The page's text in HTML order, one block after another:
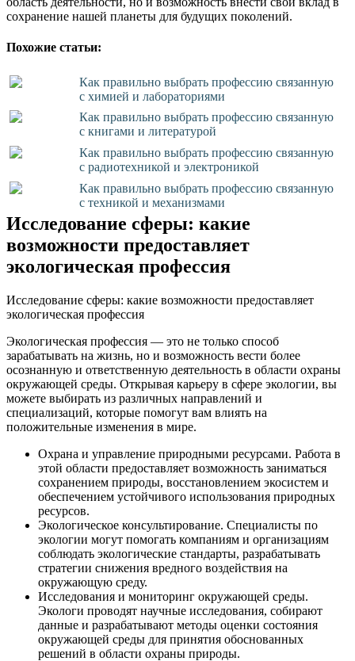
сохранение нашей планеты для будущих поколений.
Похожие статьи:
Как правильно выбрать профессию связанную
с химией и лабораториями
Как правильно выбрать профессию связанную
с книгами и литературой
Как правильно выбрать профессию связанную
с радиотехникой и электроникой
Как правильно выбрать профессию связанную
с техникой и механизмами
Исследование сферы: какие
возможности предоставляет
экологическая профессия
Исследование сферы: какие возможности предоставляет
экологическая профессия
Экологическая профессия — это не только способ
зарабатывать на жизнь, но и возможность вести более
осознанную и ответственную деятельность в области охраны
окружающей среды. Открывая карьеру в сфере экологии, вы
можете выбирать из различных направлений и
специализаций, которые помогут вам влиять на
положительные изменения в мире.
Охрана и управление природными ресурсами. Работа в
этой области предоставляет возможность заниматься
сохранением природы, восстановлением экосистем и
обеспечением устойчивого использования природных
ресурсов.
Экологическое консультирование. Специалисты по
экологии могут помогать компаниям и организациям
соблюдать экологические стандарты, разрабатывать
стратегии снижения вредного воздействия на
окружающую среду.
Исследования и мониторинг окружающей среды.
Экологи проводят научные исследования, собирают
данные и разрабатывают методы оценки состояния
окружающей среды для принятия обоснованных
решений в области охраны природы.